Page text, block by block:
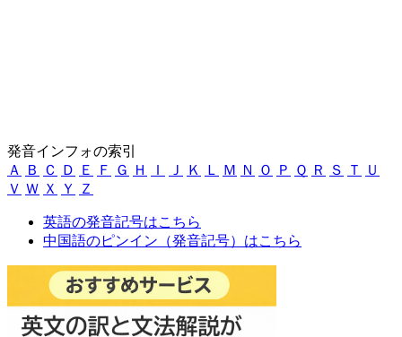
発音インフォの索引
Ａ
Ｂ Ｃ Ｄ Ｅ Ｆ Ｇ Ｈ Ｉ Ｊ Ｋ Ｌ Ｍ Ｎ Ｏ Ｐ Ｑ Ｒ Ｓ Ｔ
Ｕ
Ｖ Ｗ Ｘ Ｙ Ｚ
英語の発音記号はこちら
中国語のピンイン（発音記号）はこちら